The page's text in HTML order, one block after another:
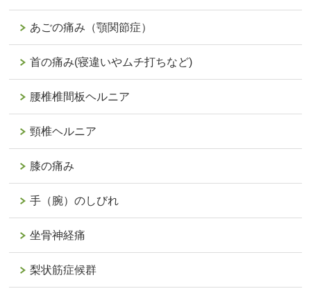
あごの痛み（顎関節症）
首の痛み(寝違いやムチ打ちなど)
腰椎椎間板ヘルニア
頸椎ヘルニア
膝の痛み
手（腕）のしびれ
坐骨神経痛
梨状筋症候群